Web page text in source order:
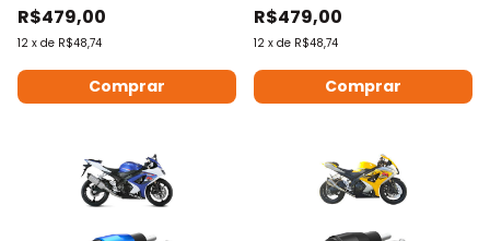
R$479,00
12 x de R$48,74
Comprar
R$479,00
12 x de R$48,74
Comprar